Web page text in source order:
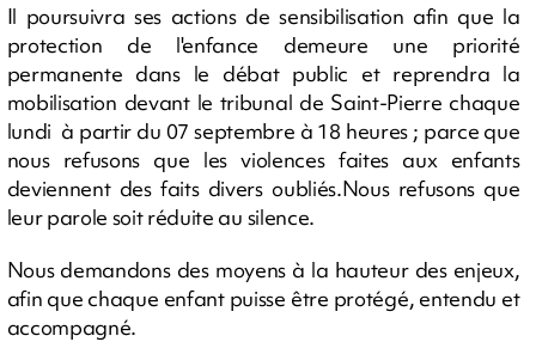
Il poursuivra ses actions de sensibilisation afin que la
protection de l'enfance demeure une priorité
permanente dans le débat public et reprendra la
mobilisation devant le tribunal de Saint-Pierre chaque
lundi à partir du 07 septembre à 18 heures ; parce que
nous refusons que les violences faites aux enfants
deviennent des faits divers oubliés.Nous refusons que
leur parole soit réduite au silence.
Nous demandons des moyens à la hauteur des enjeux,
afin que chaque enfant puisse être protégé, entendu et
accompagné.